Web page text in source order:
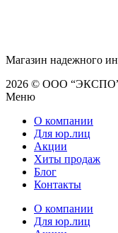
Магазин надежного
2026 © ООО
Меню
О компании
Для юр.лиц
Акции
Хиты продаж
Блог
Контакты
О компании
Для юр.лиц